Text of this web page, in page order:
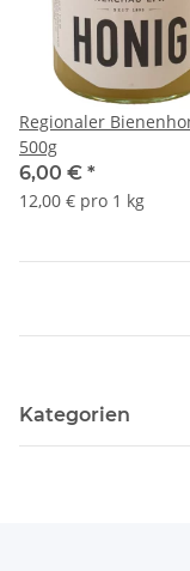
Regionaler
500g
6,00 € *
12,00 € pro 1 kg
Kategorien